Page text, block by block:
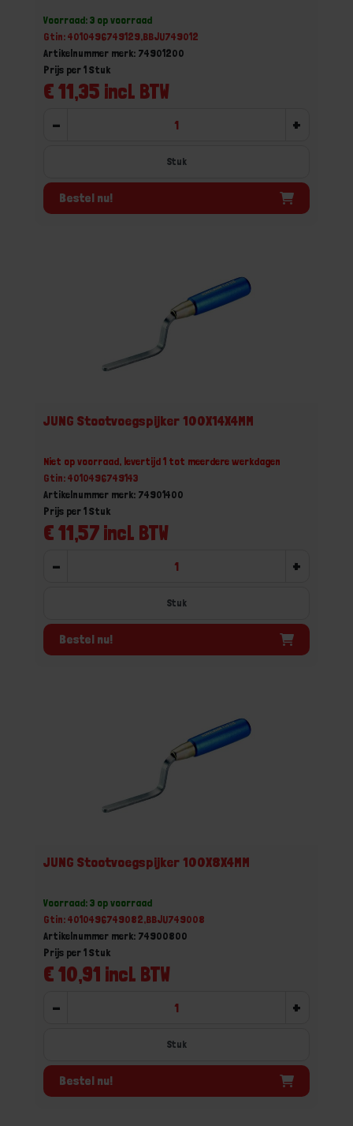
Voorraad: 3 op voorraad
Gtin: 4010496749129,BBJU749012
Artikelnummer merk: 74901200
€ 11,35 incl. BTW
Prijs per 1 Stuk
- +
Stuk
Bestel nu!
JUNG Stootvoegspijker 100X14X4MM
Niet op voorraad, levertijd 1 tot meerdere werkdagen
Gtin: 4010496749143
Artikelnummer merk: 74901400
€ 11,57 incl. BTW
Prijs per 1 Stuk
- +
Stuk
Bestel nu!
JUNG Stootvoegspijker 100X8X4MM
Voorraad: 3 op voorraad
Gtin: 4010496749082,BBJU749008
Artikelnummer merk: 74900800
€ 10,91 incl. BTW
Prijs per 1 Stuk
- +
Stuk
Bestel nu!